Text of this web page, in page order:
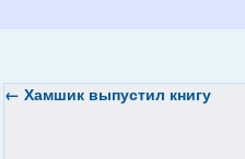
← Хамшик выпустил книгу